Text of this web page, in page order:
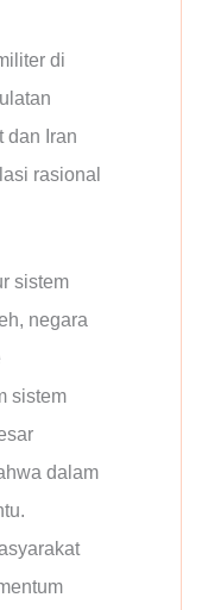
di
dan Iran
rasional
sistem
negara
sistem
dalam